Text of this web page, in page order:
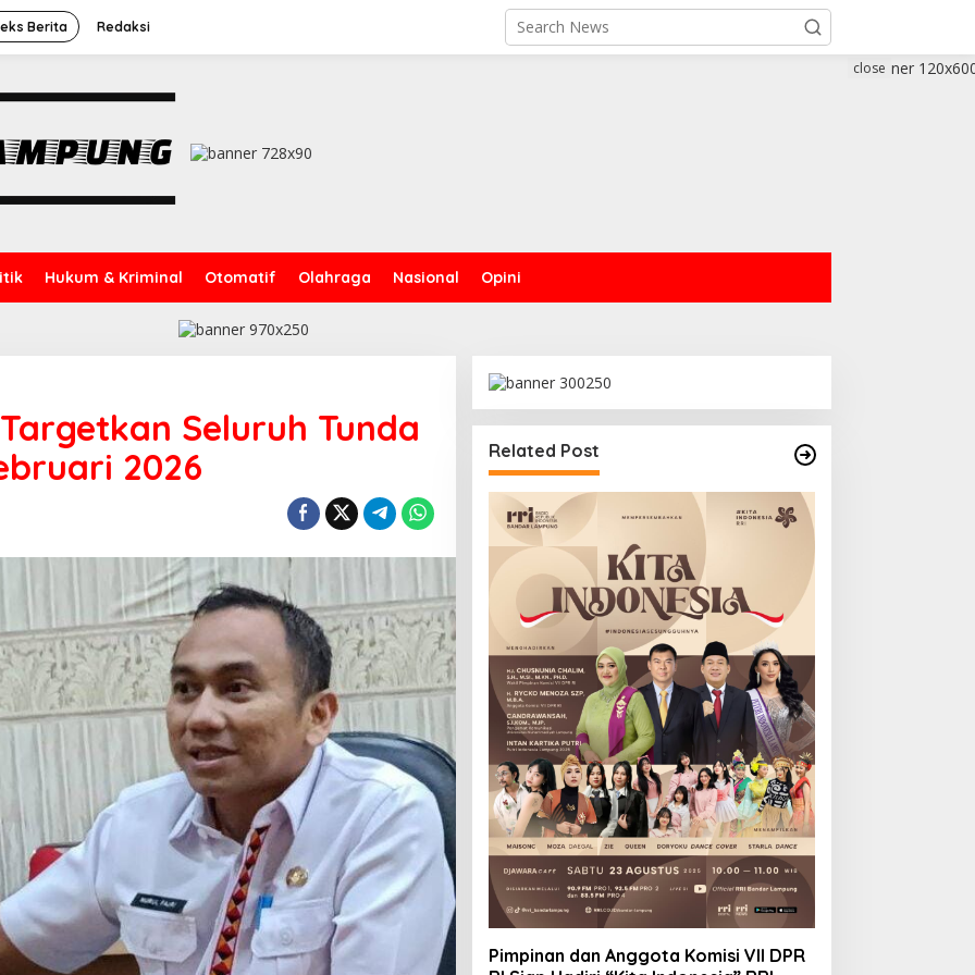
Berita Redaksi
Hukum & Kriminal Otomatif Olahraga Nasional Opini
close
Seluruh Tunda
2026
Related Post
Pimpinan dan Anggota Komisi VII DPR